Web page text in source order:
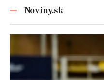
Noviny.sk